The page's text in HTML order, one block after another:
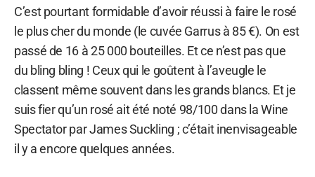
C’est pourtant formidable d’avoir réussi à faire le rosé
le plus cher du monde (le cuvée Garrus à 85 €). On est
passé de 16 à 25 000 bouteilles. Et ce n’est pas que
du bling bling ! Ceux qui le goûtent à l’aveugle le
classent même souvent dans les grands blancs. Et je
suis fier qu’un rosé ait été noté 98/100 dans la Wine
Spectator par James Suckling ; c’était inenvisageable
il y a encore quelques années.